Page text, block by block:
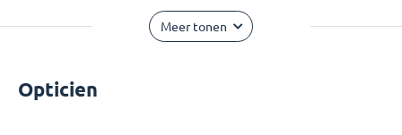
Meer tonen
Opticien